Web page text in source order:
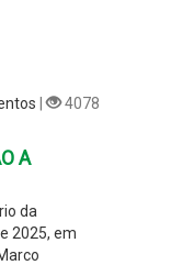
|
4078
A
da
2025, em